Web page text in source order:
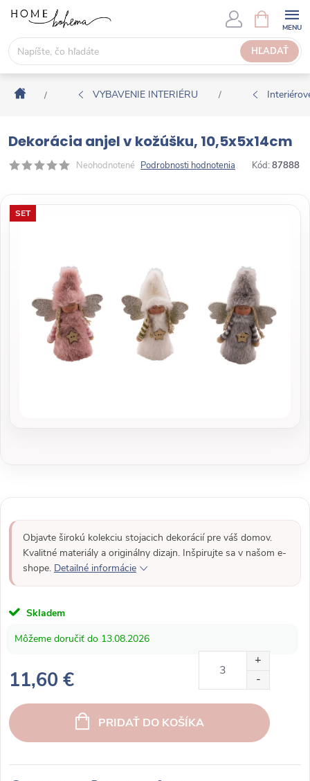
s
HĽADAŤ
Á
K
U
P
N
O
Í
Domov
/ VYBAVENIE INTERIÉRU /
Dekorácia anjel v kožúšku, 10,5x5x14cm
Neohodnotené Podrobnosti hodnotenia Kód: 87888
SET
Objavte širokú kolekciu stojacich dekorácií pre váš domov.
Kvalitné materiály a originálny dizajn. Inšpirujte sa v našom e-
shope. Detailné informácie
Skladem
13.08.2026
11,60 €
e
d
o
PRIDAŤ DO KOŠÍKA